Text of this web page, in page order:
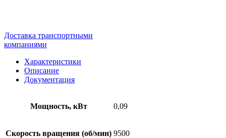
Доставка транспортными
компаниями
Характеристики
Описание
Документация
Мощность, кВт 0,09
Скорость вращения (об/мин) 9500